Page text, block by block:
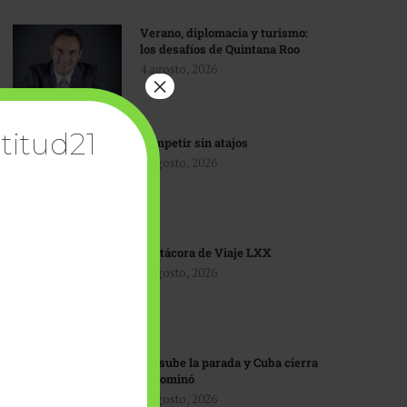
Verano, diplomacia y turismo:
los desafíos de Quintana Roo
4 agosto, 2026
Competir sin atajos
4 agosto, 2026
Bitácora de Viaje LXX
3 agosto, 2026
EU sube la parada y Cuba cierra
el dominó
3 agosto, 2026
×